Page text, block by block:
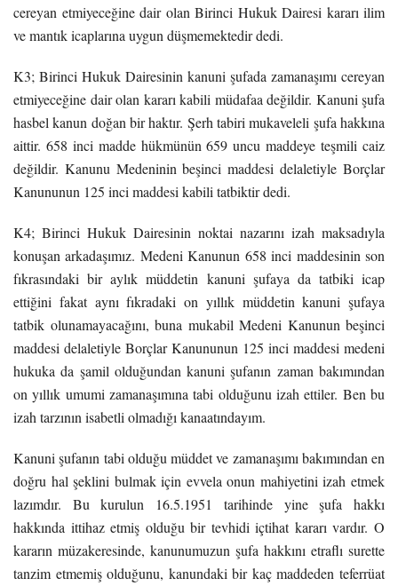
cereyan etmiyeceğine dair olan Birinci Hukuk Dairesi kararı ilim
ve mantık icaplarına uygun düşmemektedir dedi.
K3; Birinci Hukuk Dairesinin kanuni şufada zamanaşımı cereyan
etmiyeceğine dair olan kararı kabili müdafaa değildir. Kanuni şufa
hasbel kanun doğan bir haktır. Şerh tabiri mukaveleli şufa hakkına
aittir. 658 inci madde hükmünün 659 uncu maddeye teşmili caiz
değildir. Kanunu Medeninin beşinci maddesi delaletiyle Borçlar
Kanununun 125 inci maddesi kabili tatbiktir dedi.
K4; Birinci Hukuk Dairesinin noktai nazarını izah maksadıyla
konuşan arkadaşımız. Medeni Kanunun 658 inci maddesinin son
fıkrasındaki bir aylık müddetin kanuni şufaya da tatbiki icap
ettiğini fakat aynı fıkradaki on yıllık müddetin kanuni şufaya
tatbik olunamayacağını, buna mukabil Medeni Kanunun beşinci
maddesi delaletiyle Borçlar Kanununun 125 inci maddesi medeni
hukuka da şamil olduğundan kanuni şufanın zaman bakımından
on yıllık umumi zamanaşımına tabi olduğunu izah ettiler. Ben bu
izah tarzının isabetli olmadığı kanaatındayım.
Kanuni şufanın tabi olduğu müddet ve zamanaşımı bakımından en
doğru hal şeklini bulmak için evvela onun mahiyetini izah etmek
lazımdır. Bu kurulun 16.5.1951 tarihinde yine şufa hakkı
hakkında ittihaz etmiş olduğu bir tevhidi içtihat kararı vardır. O
kararın müzakeresinde, kanunumuzun şufa hakkını etraflı surette
tanzim etmemiş olduğunu, kanundaki bir kaç maddeden teferrüat